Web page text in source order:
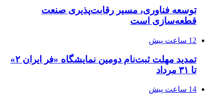
توسعه فناوری، مسیر رقابت‌پذیری صنعت
قطعه‌سازی است
12 ساعت پیش
تمدید مهلت ثبت‌نام دومین نمایشگاه «فر ایران ۲»
تا ۳۱ مرداد
14 ساعت پیش